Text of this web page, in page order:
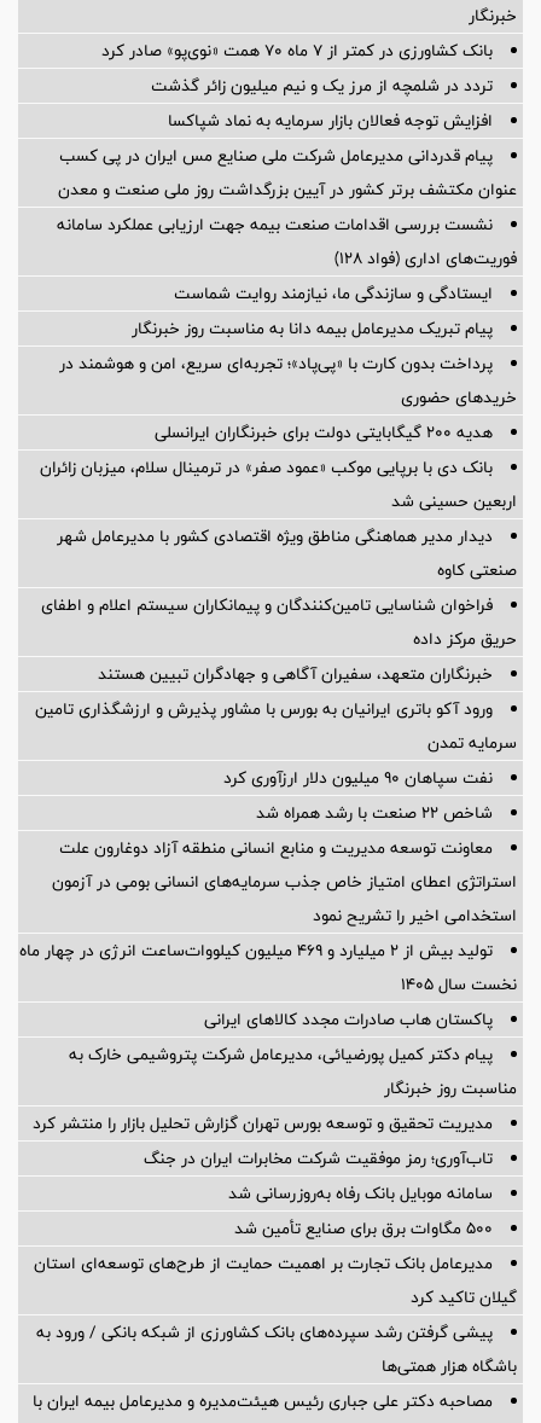
خبرنگار
بانک کشاورزی در کمتر از ۷ ماه ۷۰ همت «نوی‌پو» صادر کرد
تردد در شلمچه از مرز یک و نیم میلیون زائر گذشت
افزایش توجه فعالان بازار سرمایه به نماد شپاکسا
پیام قدردانی مدیرعامل شرکت ملی صنایع مس ایران در پی کسب
عنوان مکتشف برتر کشور در آیین بزرگداشت روز ملی صنعت و معدن
نشست بررسی اقدامات صنعت بیمه جهت ارزیابی عملکرد سامانه
فوریت‌های اداری (فواد ۱۲۸)
ایستادگی و سازندگی ما، نیازمند روایت شماست
پیام ‌تبریک‌ مدیرعامل بیمه دانا به مناسبت روز خبرنگار
پرداخت بدون کارت با «پی‌پاد»؛ تجربه‌ای سریع، امن و هوشمند در
خریدهای حضوری
هدیه ۲۰۰ گیگابایتی دولت برای خبرنگاران ایرانسلی
بانک دی با برپایی موکب «عمود صفر» در ترمینال سلام، میزبان زائران
اربعین حسینی شد
دیدار مدیر هماهنگی مناطق ویژه اقتصادی کشور با مدیرعامل شهر
صنعتی کاوه
فراخوان شناسایی تامین‌کنندگان و پیمانکاران سیستم اعلام و اطفای
حریق مرکز داده
خبرنگاران متعهد، سفیران آگاهی و جهادگران تبیین هستند
ورود آکو باتری ایرانیان به بورس با مشاور پذیرش و ارزشگذاری تامین
سرمایه تمدن
نفت سپاهان ۹۰ میلیون دلار ارزآوری کرد
شاخص ۲۲ صنعت با رشد همراه شد
معاونت توسعه مدیریت و منابع انسانی منطقه آزاد دوغارون علت
استراتژی اعطای امتیاز خاص جذب سرمایه‌های انسانی بومی در آزمون
استخدامی اخیر را تشریح نمود
تولید بیش از ۲ میلیارد و ۴۶۹ میلیون کیلووات‌ساعت انرژی در چهار ماه
نخست سال ۱۴۰۵
پاکستان هاب صادرات مجدد کالاهای ایرانی
پیام دکتر کمیل پورضیائی، مدیرعامل شرکت پتروشیمی خارک به
مناسبت روز خبرنگار
مدیریت تحقیق و توسعه‌ بورس تهران گزارش تحلیل بازار را منتشر کرد
تاب‌آوری؛ رمز موفقیت شرکت مخابرات ایران در جنگ
سامانه موبایل بانک رفاه به‌روزرسانی شد
۵۰۰ مگاوات برق برای صنایع تأمین شد
مدیرعامل بانک تجارت بر اهمیت حمایت از طرح‌های توسعه‌ای استان
گیلان تاکید کرد
پیشی گرفتن رشد سپرده‌های بانک کشاورزی از شبکه بانکی / ورود به
باشگاه هزار همتی‌ها
مصاحبه دکتر علی جباری رئیس هیئت‌مدیره و مدیرعامل بیمه ایران با